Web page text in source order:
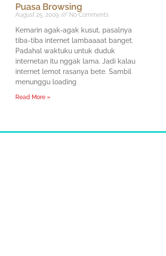
Puasa Browsing
August 25, 2009 No Comments
Kemarin agak-agak kusut, pasalnya
tiba-tiba internet lambaaaat banget.
Padahal waktuku untuk duduk
internetan itu nggak lama. Jadi kalau
internet lemot rasanya bete. Sambil
menunggu loading
Read More »